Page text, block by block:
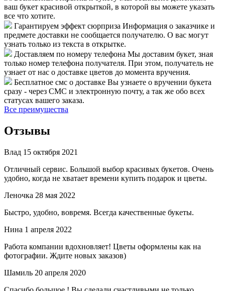
ваш букет красивой открыткой, в которой вы можете указать
все что хотите.
Гарантируем эффект сюрприза Информация о заказчике и
предмете доставки не сообщается получателю. О вас могут
узнать только из текста в открытке.
Доставляем по номеру телефона Мы доставим букет, зная
только номер телефона получателя. При этом, получатель не
узнает от нас о доставке цветов до момента вручения.
Бесплатное смс о доставке Вы узнаете о вручении букета
сразу - через СМС и электронную почту, а так же обо всех
статусах вашего заказа.
Все преимущества
Отзывы
Влад 15 октября 2021
Отличный сервис. Большой выбор красивых букетов. Очень
удобно, когда не хватает времени купить подарок и цветы.
Леночка 28 мая 2022
Быстро, удобно, вовремя. Всегда качественные букеты.
Нина 1 апреля 2022
Работа компании вдохновляет! Цветы оформлены как на
фотографии. Ждите новых заказов)
Шамиль 20 апреля 2020